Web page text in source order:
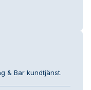
& Bar kundtjänst.